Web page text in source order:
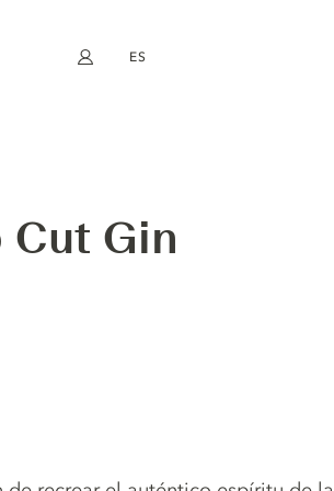
Mi cuenta
ES
Gin